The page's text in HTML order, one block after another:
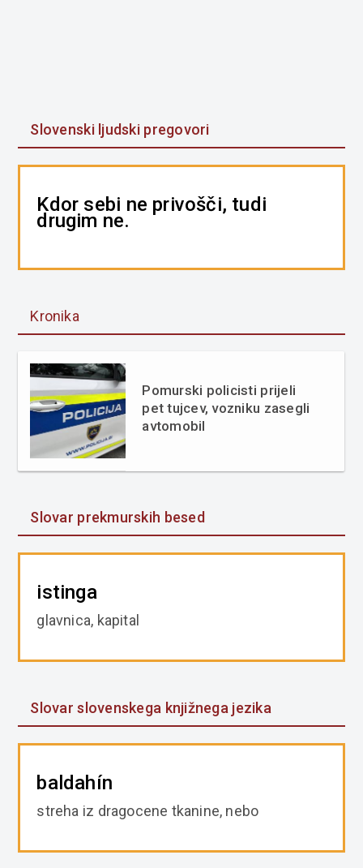
Slovenski ljudski pregovori
Kdor sebi ne privošči, tudi
drugim ne.
Kronika
Pomurski policisti prijeli
pet tujcev, vozniku zasegli
avtomobil
Slovar prekmurskih besed
istinga
glavnica, kapital
Slovar slovenskega knjižnega jezika
baldahín
streha iz dragocene tkanine, nebo